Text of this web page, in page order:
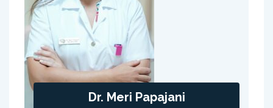
Dr. Meri Papajani